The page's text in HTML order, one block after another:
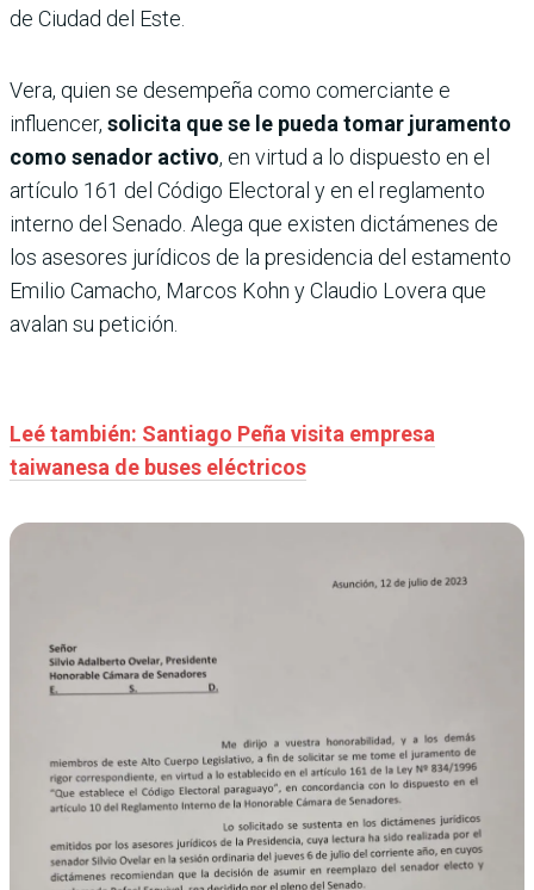
de Ciudad del Este.
Vera, quien se desempeña como comerciante e
influencer, solicita que se le pueda tomar juramento
como senador activo, en virtud a lo dispuesto en el
artículo 161 del Código Electoral y en el reglamento
interno del Senado. Alega que existen dictámenes de
los asesores jurídicos de la presidencia del estamento
Emilio Camacho, Marcos Kohn y Claudio Lovera que
avalan su petición.
Leé también: Santiago Peña visita empresa
taiwanesa de buses eléctricos